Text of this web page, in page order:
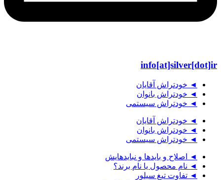
info[at]silver[dot]ir
◄ خودتراش آقایان
◄ خودتراش بانوان
◄ خودتراش سیستمی
◄ خودتراش آقایان
◄ خودتراش بانوان
◄ خودتراش سیستمی
◄ اصلاح و بایدها و نبایدهایش
◄ نام محصول یا نام برند؟
◄ تفاوت تیغ سیلور